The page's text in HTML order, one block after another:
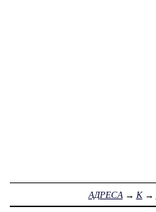
АДРЕСА → К→